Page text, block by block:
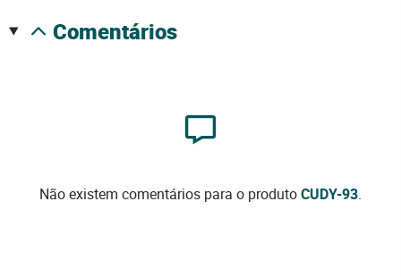
comentários
Não existem comentários para o produtoCUDY-93.